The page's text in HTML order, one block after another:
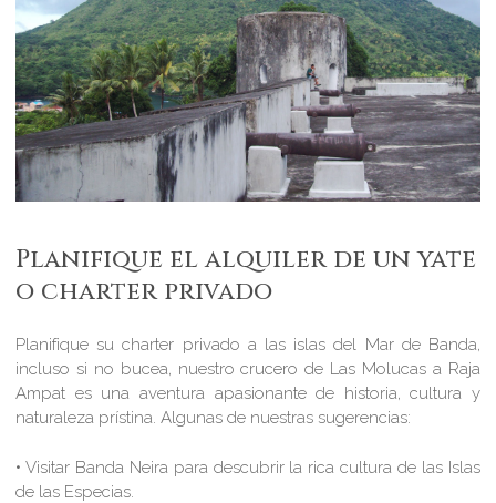
Planifique el alquiler de un yate
o charter privado
Planifique su charter privado a las islas del Mar de Banda,
incluso si no bucea, nuestro crucero de Las Molucas a Raja
Ampat es una aventura apasionante de historia, cultura y
naturaleza prístina. Algunas de nuestras sugerencias:
• Visitar Banda Neira para descubrir la rica cultura de las Islas
de las Especias.